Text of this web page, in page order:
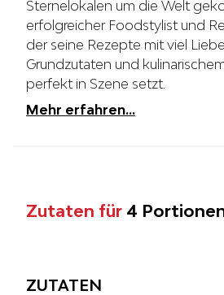
Sternelokalen um die Welt
erfolgreicher Foodstylist und
der seine Rezepte mit viel
Grundzutaten und
perfekt in Szene setzt.
Mehr erfahren...
Zutaten für 4
ZUTATEN